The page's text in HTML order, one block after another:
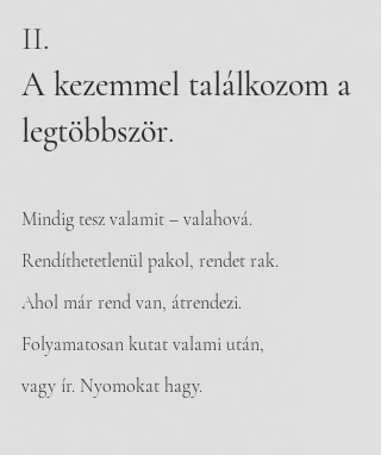
II.
A kezemmel találkozom a
legtöbbször.
Mindig tesz valamit – valahová.
Rendíthetetlenül pakol, rendet rak.
Ahol már rend van, átrendezi.
Folyamatosan kutat valami után,
vagy ír. Nyomokat hagy.